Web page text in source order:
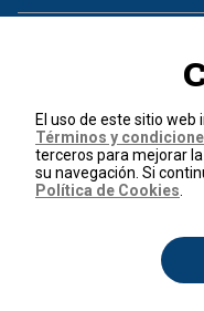
©
Todos
El uso de este sitio
Términos y
terceros para mejorar
su navegación. Si
Política de Cookies